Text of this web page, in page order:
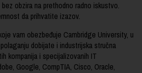
obzira na prethodno radno iskustvo.
da prihvatite izazov.
vam obezbeđuje Cambridge University, u
dobijate i industrijska stručna
kompanija i specijalizovanih IT
Google, CompTIA, Cisco, Oracle,